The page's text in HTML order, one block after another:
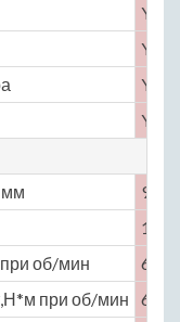
Yes
Yes
Yes
Yes
мм
94 ×
12
об/мин
660
при об/мин
683